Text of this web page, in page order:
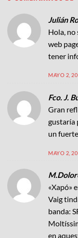
Julián
Hola, no
web
tener
MAYO 2,
Fco. J.
Gran
gustaría
un
MAYO 2,
«Xapó»
Vaig
banda:
en